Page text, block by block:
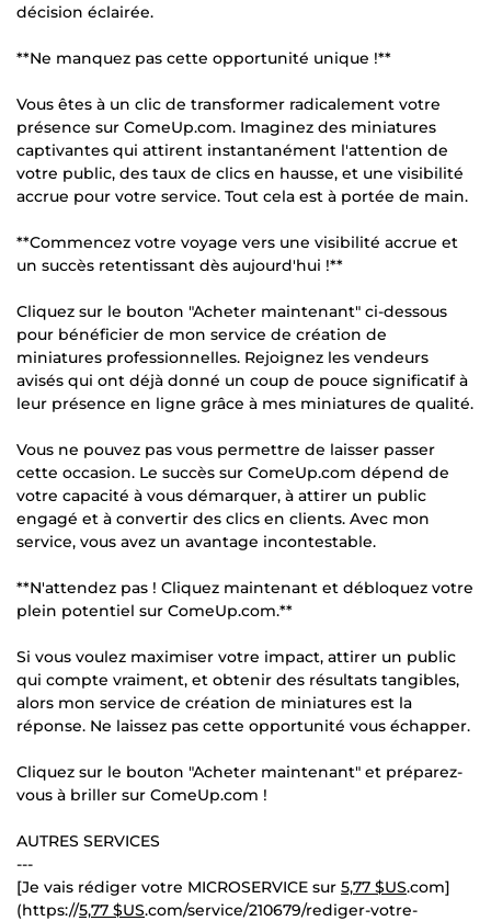
décision éclairée.
**Ne manquez pas cette opportunité unique !**
Vous êtes à un clic de transformer radicalement votre
présence sur ComeUp.com. Imaginez des miniatures
captivantes qui attirent instantanément l'attention de
votre public, des taux de clics en hausse, et une visibilité
accrue pour votre service. Tout cela est à portée de main.
**Commencez votre voyage vers une visibilité accrue et
un succès retentissant dès aujourd'hui !**
Cliquez sur le bouton "Acheter maintenant" ci-dessous
pour bénéficier de mon service de création de
miniatures professionnelles. Rejoignez les vendeurs
avisés qui ont déjà donné un coup de pouce significatif à
leur présence en ligne grâce à mes miniatures de qualité.
Vous ne pouvez pas vous permettre de laisser passer
cette occasion. Le succès sur ComeUp.com dépend de
votre capacité à vous démarquer, à attirer un public
engagé et à convertir des clics en clients. Avec mon
service, vous avez un avantage incontestable.
**N'attendez pas ! Cliquez maintenant et débloquez votre
plein potentiel sur ComeUp.com.**
Si vous voulez maximiser votre impact, attirer un public
qui compte vraiment, et obtenir des résultats tangibles,
alors mon service de création de miniatures est la
réponse. Ne laissez pas cette opportunité vous échapper.
Cliquez sur le bouton "Acheter maintenant" et préparez-
vous à briller sur ComeUp.com !
AUTRES SERVICES
---
[Je vais rédiger votre MICROSERVICE sur 5,77 $US.com]
(https://5,77 $US.com/service/210679/rediger-votre-